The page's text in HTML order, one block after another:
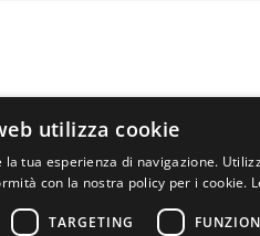
utilizza cookie
tua esperienza di navigazione.
con la nostra policy per i cookie.
TARGETING